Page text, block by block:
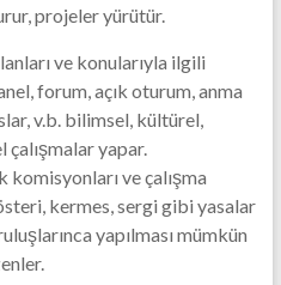
projeler yürütür.
ve konularıyla ilgili
forum, açık oturum, anma
v.b. bilimsel, kültürel,
yapar.
ve çalışma
kermes, sergi gibi yasalar
yapılması mümkün